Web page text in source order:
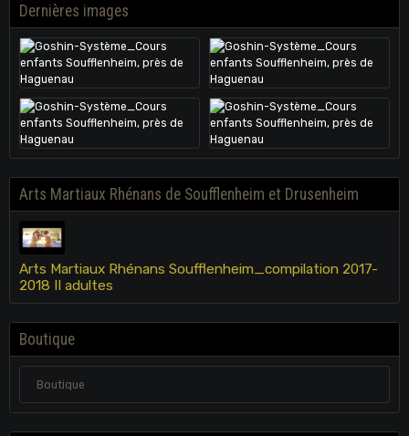
Dernières images
Arts Martiaux Rhénans de Soufflenheim et Drusenheim
Arts Martiaux Rhénans Soufflenheim_compilation 2017-
2018 II adultes
Boutique
Boutique